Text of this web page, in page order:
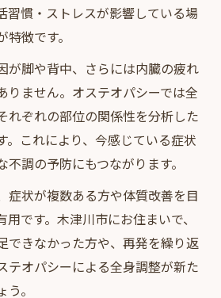
習慣・ストレスが影響している場
徴です。
が脚や背中、さらには内臓の疲れ
りません。オステオパシーでは全
れぞれの部位の関係性を分析した
。これにより、今感じている症状
調の予防にもつながります。
症状が複数ある方や体質改善を目
です。木津川市にお住まいで、
できなかった方や、再発を繰り返
テオパシーによる全身調整が新た
。